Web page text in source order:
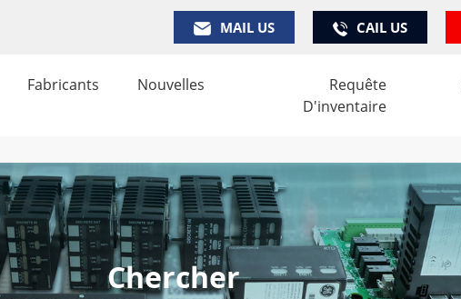
MAIL US CAIL US
Fabricants Nouvelles
Requête
D'inventaire
Chercher